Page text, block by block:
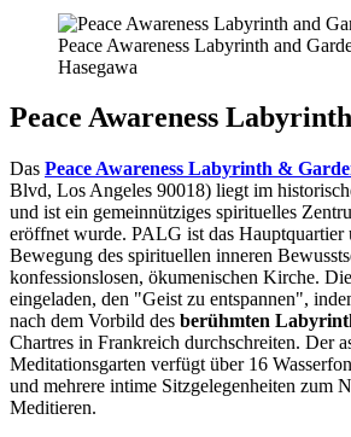
Peace Awareness Labyrinth and
Hasegawa
Peace Awareness
Das Peace Awareness Labyrinth &
Blvd, Los Angeles 90018) liegt im
und ist ein gemeinnütziges spirituelles
eröffnet wurde. PALG ist das Hauptquartier
Bewegung des spirituellen inneren
konfessionslosen, ökumenischen Kirche.
eingeladen, den "Geist zu entspannen",
nach dem Vorbild des berühmten
Chartres in Frankreich durchschreiten. Der
Meditationsgarten verfügt über 16
und mehrere intime Sitzgelegenheiten zum
Meditieren.